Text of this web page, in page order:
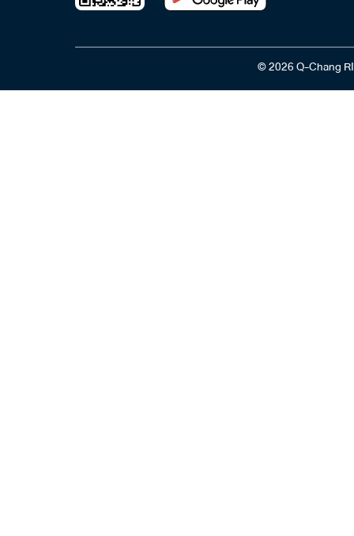
© 2026 Q-Chang